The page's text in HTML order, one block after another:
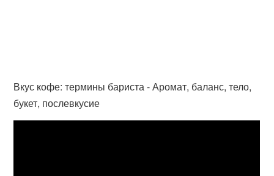
Вкус кофе: термины бариста - Аромат, баланс, тело,
букет, послевкусие